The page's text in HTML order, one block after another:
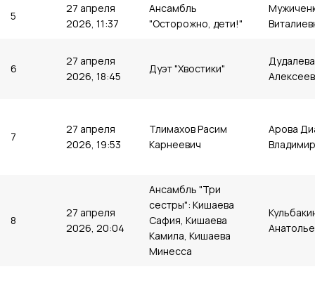
5
27 апреля
2026, 11:37
Ансамбль
"Осторожно, дети!"
6
27 апреля
2026, 18:45
Дуэт "Хвостики"
7
27 апреля
2026, 19:53
Тлимахов Расим
Карнеевич
Арова
8
27 апреля
2026, 20:04
Ансамбль "Три
сестры": Кишаева
Сафия, Кишаева
Камила, Кишаева
Минесса